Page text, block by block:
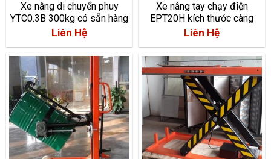
Xe nâng di chuyển phuy
YTC0.3B 300kg có sẵn hàng
TPHCM
Liên Hệ
Xe nâng tay chạy điện
EPT20H kích thước càng
hẹp 550*1150mm
Liên Hệ